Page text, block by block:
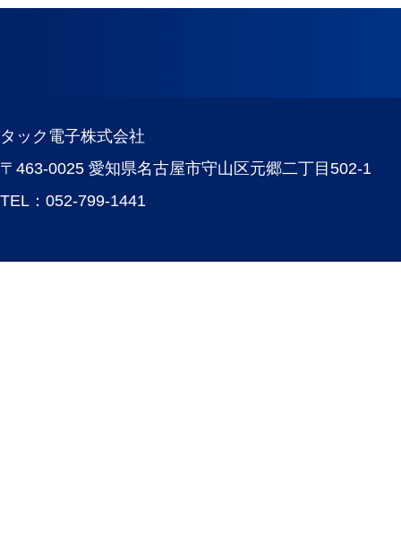
タック電子株式会社
〒463-0025 愛知県名古屋市守山区元郷二丁目502-1
TEL： 052-799-1441